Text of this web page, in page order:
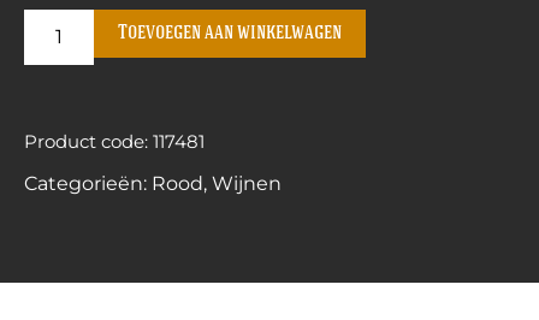
Toevoegen aan winkelwagen
Product code: 117481
Categorieën: Rood, Wijnen